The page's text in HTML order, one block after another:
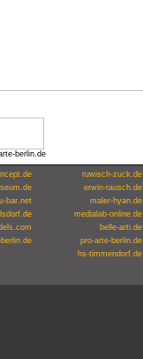
berlin.de
ruwisch-zuck.de
erwin-rausch.de
maler-hyan.de
bar.net
medialab-online.de
belle-arti.de
pro-arte-berlin.de
hs-timmendorf.de